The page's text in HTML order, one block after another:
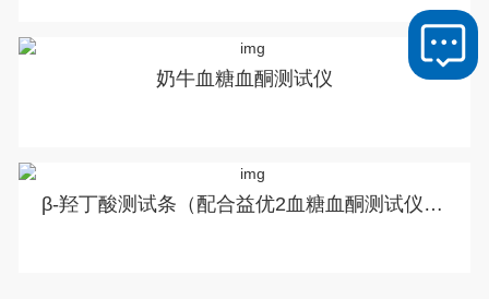
奶牛血糖血酮测试仪
β-羟丁酸测试条（配合益优2血糖血酮测试仪使用）